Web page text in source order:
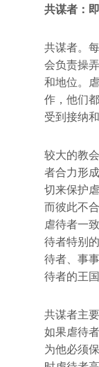
共谋者：
共谋者。
会负责操
和地位。
作，他们
受到接纳
较大的教
者合力形
切来保护
而彼此不
虐待者一
待者特别
待者、事
待者的王
共谋者主
如果虐待
为他必须